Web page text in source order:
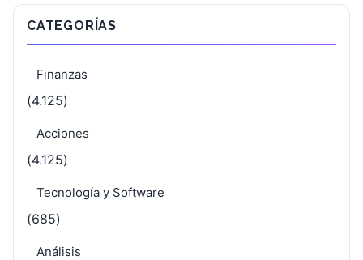
CATEGORÍAS
Finanzas
(4.125)
Acciones
(4.125)
Tecnología y Software
(685)
Análisis